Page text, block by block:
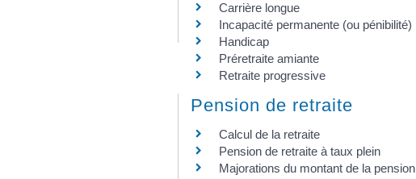
Carrière longue
Incapacité permanente (ou pénibilité)
Handicap
Préretraite amiante
Retraite progressive
Pension de retraite
Calcul de la retraite
Pension de retraite à taux plein
Majorations du montant de la pension